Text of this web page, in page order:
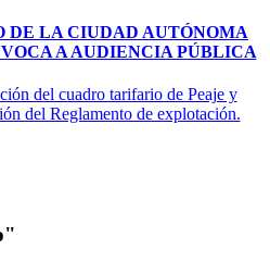
DE LA CIUDAD AUTÓNOMA
A AUDIENCIA PÚBLICA
del cuadro tarifario de Peaje y
del Reglamento de explotación.